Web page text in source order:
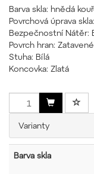
Barva skla: hnědá
Povrchová úprava
Bezpečnostní Nátěr:
Povrch hran:
Stuha: Bílá
Koncovka: Zlatá
Varianty
Barva skla